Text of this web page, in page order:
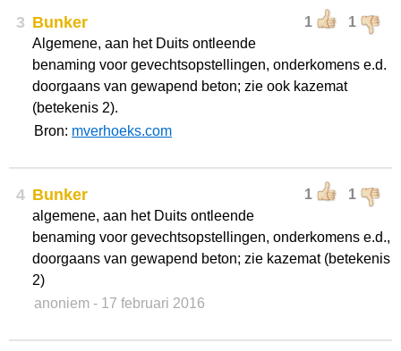
3 1 1
Bunker
Algemene, aan het Duits ontleende
benaming voor gevechtsopstellingen, onderkomens e.d.
doorgaans van gewapend beton; zie ook kazemat
(betekenis 2).
Bron: mverhoeks.com
4 1 1
Bunker
algemene, aan het Duits ontleende
benaming voor gevechtsopstellingen, onderkomens e.d.,
doorgaans van gewapend beton; zie kazemat (betekenis
2)
anoniem - 17 februari 2016